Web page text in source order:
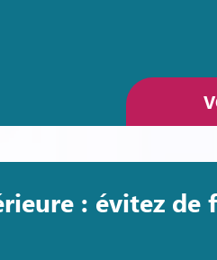
: évitez de